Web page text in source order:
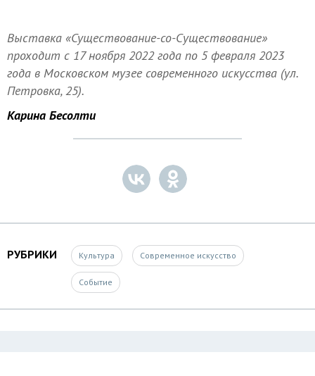
Выставка «Существование-со-Cуществование»
проходит с 17 ноября 2022 года по 5 февраля 2023
года в Московском музее современного искусства (ул.
Петровка, 25).
Карина Бесолти
РУБРИКИ Культура Современное искусство
Событие